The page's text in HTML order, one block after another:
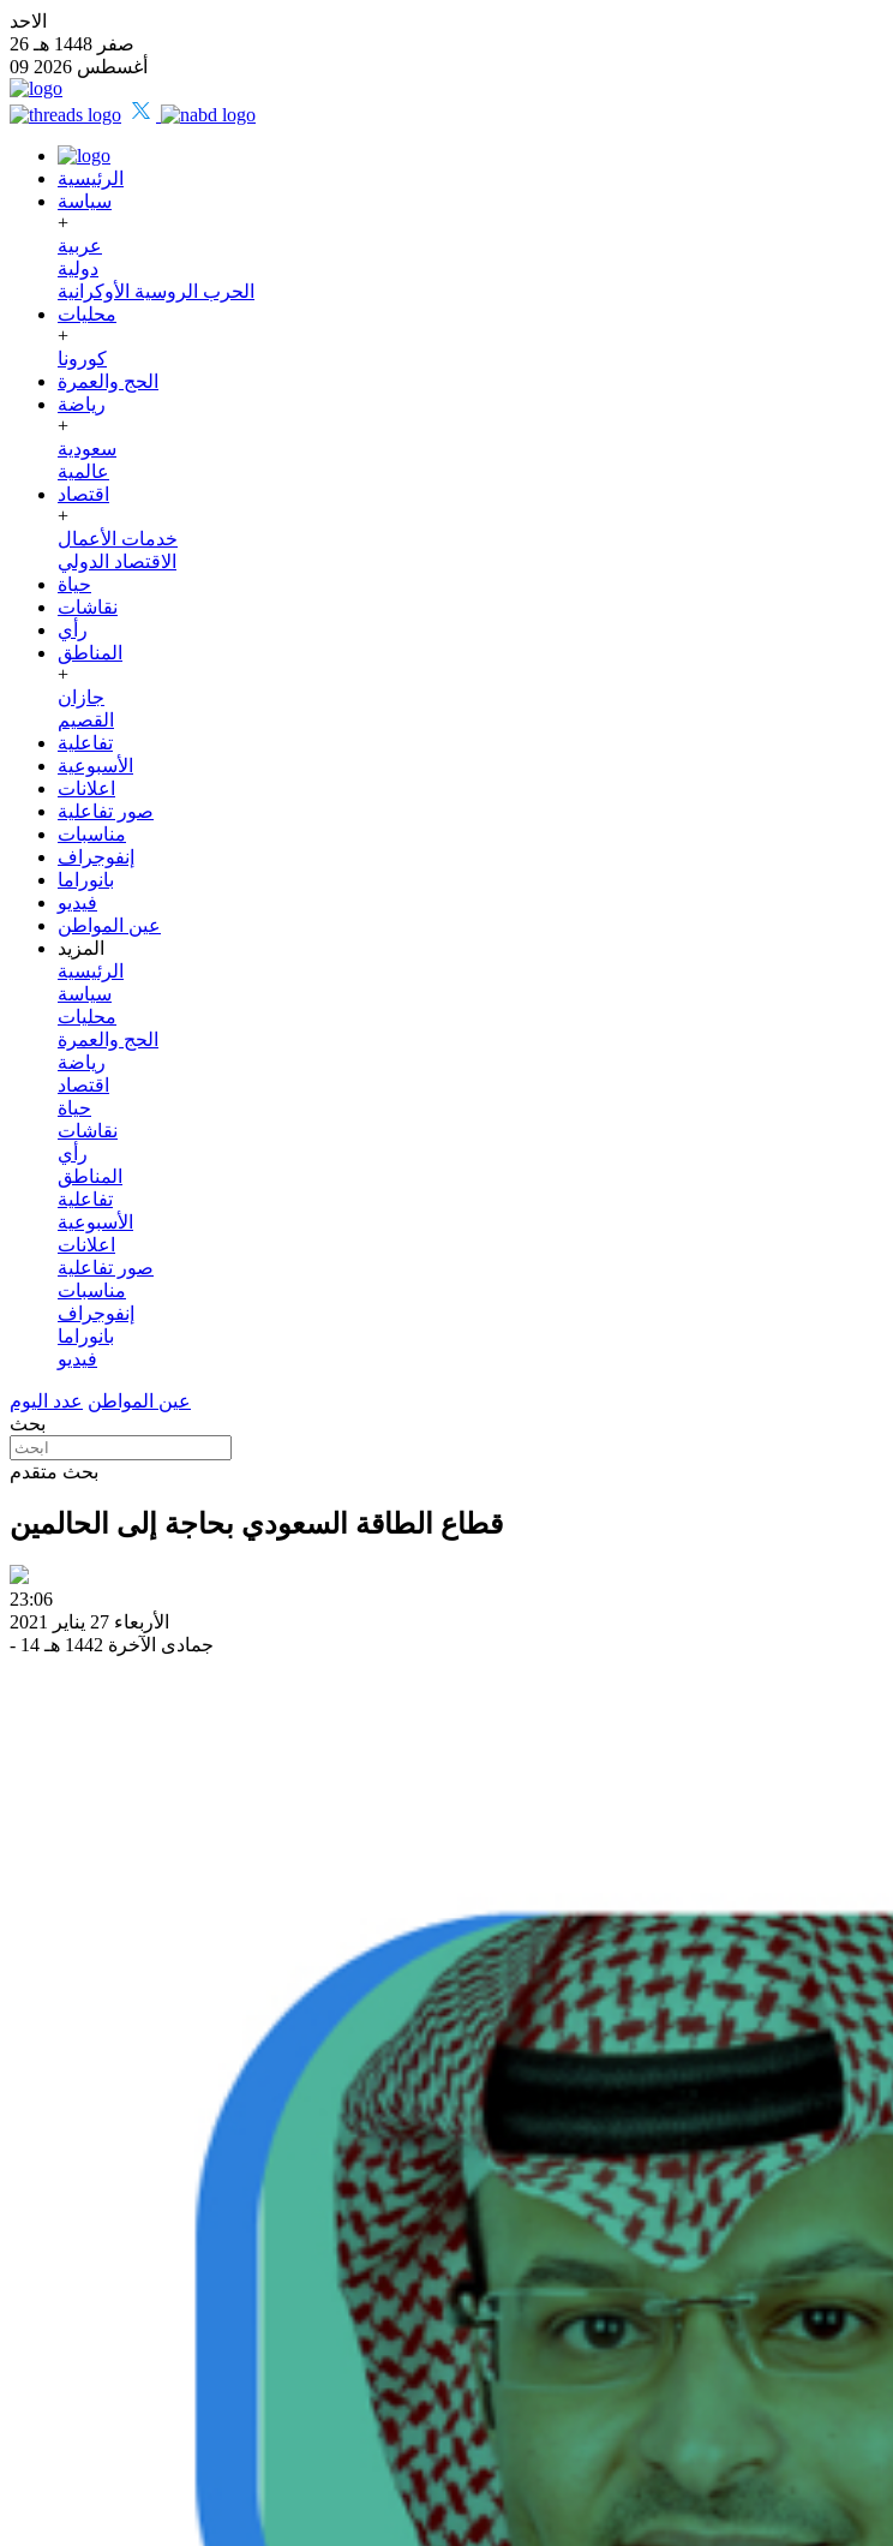
الاحد
26 صفر 1448 هـ
09 أغسطس 2026
الرئيسية
سياسة
+
عربية
دولية
الحرب الروسية الأوكرانية
محليات
+
كورونا
الحج والعمرة
رياضة
+
سعودية
عالمية
اقتصاد
+
خدمات الأعمال
الاقتصاد الدولي
حياة
نقاشات
رأي
المناطق
+
جازان
القصيم
تفاعلية
الأسبوعية
اعلانات
صور تفاعلية
مناسبات
إنفوجراف
بانوراما
فيديو
عين المواطن
المزيد
الرئيسية
سياسة
محليات
الحج والعمرة
رياضة
اقتصاد
حياة
نقاشات
رأي
المناطق
تفاعلية
الأسبوعية
اعلانات
صور تفاعلية
مناسبات
إنفوجراف
بانوراما
فيديو
عين المواطن عدد اليوم
بحث
بحث متقدم
قطاع الطاقة السعودي بحاجة إلى الحالمين
23:06
الأربعاء 27 يناير 2021
- 14 جمادى الآخرة 1442 هـ